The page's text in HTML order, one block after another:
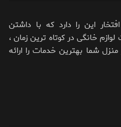
این را دارد که با داشتن
خانگی در کوتاه ترین زمان ،
شما بهترین خدمات را ارائه